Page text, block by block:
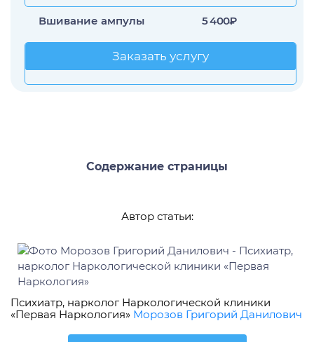
Вшивание ампулы 5 400₽
Заказать услугу
Заказать услугу
Содержание страницы
Автор статьи:
Психиатр, нарколог Наркологической клиники
«Первая Наркология» Морозов Григорий Данилович